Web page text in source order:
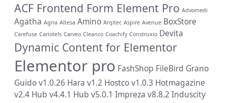
ACF Frontend Form Element Pro Advomedi
Agatha Agria Altesa Amino Arqitec Aspire Avenue BoxStore
Carefuse Cariotels Carveo Cleanco Coachify Construxio Devita
Dynamic Content for Elementor
Elementor pro FashShop FileBird Grano
Guido v1.0.26 Hara v1.2 Hostco v1.0.3 Hotmagazine
v2.4 Hub v4.4.1 Hub v5.0.1 Impreza v8.8.2 Induscity